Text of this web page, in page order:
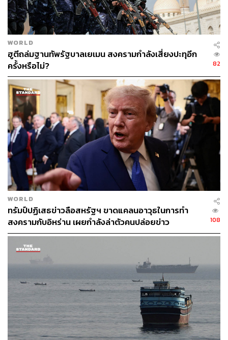
TAGS: อาวุธนิวเคลียร์ Iran สงคราม
Uranium
สำนักงานพลังงานปรมาณูสากล (IAEA)
Rafael Grossi
207
ABOUT THE AUTHOR
วิโรจน์ เลิศจิตต์ธรรม
Senior Content Creator กองข่าวต่างประเทศ
WORLD
ฮูตีถล่มฐานทัพรัฐบาลเยเมน สงครามกำลังเสี่ยงปะทุอีก
ครั้งหรือไม่?
82
WORLD
ทรัมป์ปฏิเสธข่าวลือสหรัฐฯ ขาดแคลนอาวุธในการทำ
สงครามกับอิหร่าน เผยกำลังล่าตัวคนปล่อยข่าว
108